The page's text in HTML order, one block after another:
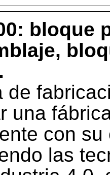
bloque
de
una
con
las